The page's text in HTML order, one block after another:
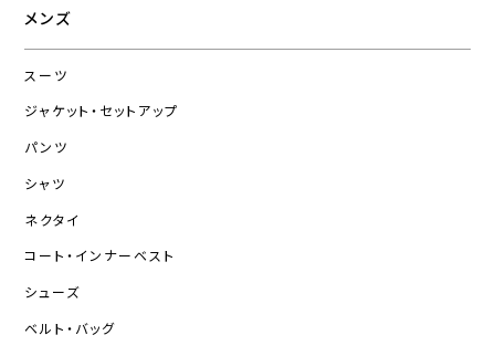
メンズ
スーツ
ジャケット・セットアップ
パンツ
シャツ
ネクタイ
コート・インナーベスト
シューズ
ベルト・バッグ